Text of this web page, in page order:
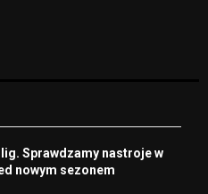
Sprawdzamy nastroje w
nowym sezonem